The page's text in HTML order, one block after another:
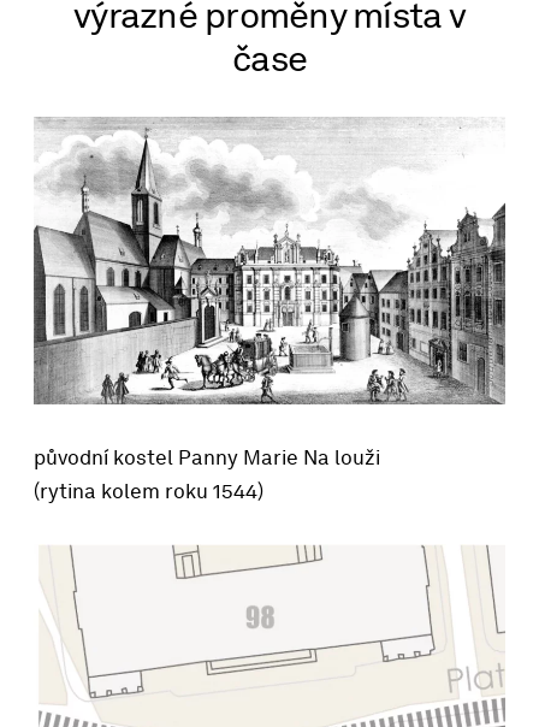
výrazné proměny místa v
čase
původní kostel Panny Marie Na louži
(rytina kolem roku 1544)